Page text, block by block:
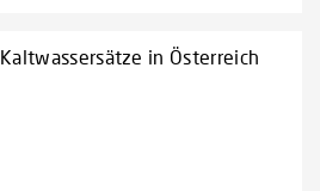
Kaltwassersätze in Österreich